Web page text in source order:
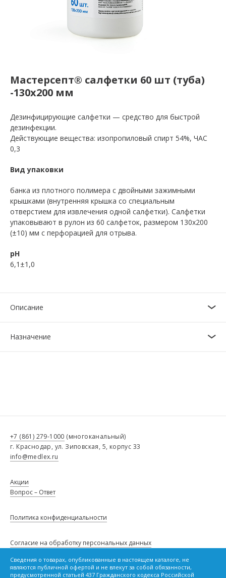
Мастерсепт® салфетки 60 шт (туба)
-130х200 мм
Дезинфицирующие салфетки — средство для быстрой
дезинфекции.
Действующие вещества: изопропиловый спирт 54%, ЧАС
0,3
Вид упаковки
банка из плотного полимера с двойными зажимными
крышками (внутренняя крышка со специальным
отверстием для извлечения одной салфетки). Салфетки
упаковывают в рулон из 60 салфеток, размером 130х200
(±10) мм с перфорацией для отрыва.
pH
6,1±1,0
Описание
Назначение
Сведения о товарах, опубликованные в настоящем каталоге, не
являются публичной офертой и не влекут за собой обязанности,
предусмотренной статьей 437 Гражданского кодекса Российской
+7 (861) 279-1000 (многоканальный)
г. Краснодар, ул. Зиповская, 5, корпус 33
info@medlex.ru
Акции
Вопрос – Ответ
Политика конфиденциальности
Согласие на обработку персональных данных
Политику в отношении файлов cookie